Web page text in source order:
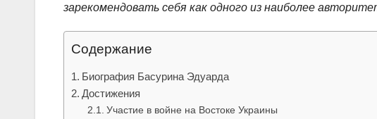
зарекомендовать себя как одного из наиболее
Содержание
Биография Басурина Эдуарда
Достижения
Участие в войне на Востоке Украины